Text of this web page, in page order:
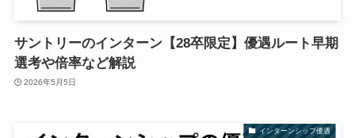
サントリーのインターン【28卒限定】優遇ルート早期
選考や倍率など解説
2026年5月5日
インターンシップ優遇